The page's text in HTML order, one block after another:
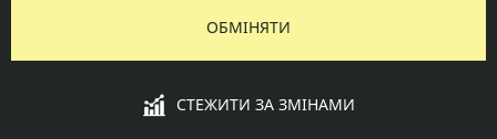
ОБМІНЯТИ
СТЕЖИТИ ЗА ЗМІНАМИ